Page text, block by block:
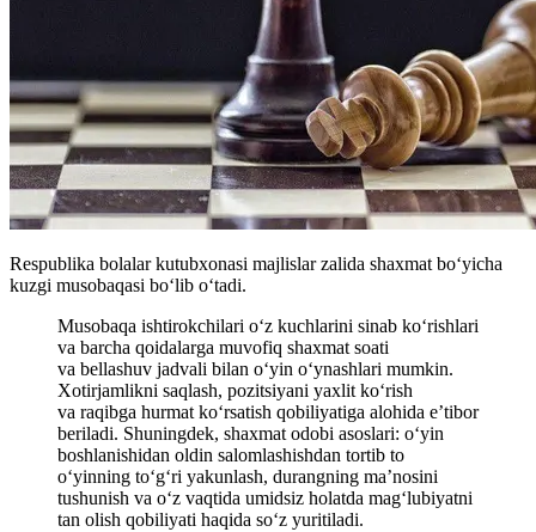
Respublika bolalar kutubxonasi majlislar zalida shaxmat bo‘yicha
kuzgi musobaqasi bo‘lib o‘tadi.
Musobaqa ishtirokchilari oʻz kuchlarini sinab koʻrishlari
va barcha qoidalarga muvofiq shaxmat soati
va bellashuv jadvali bilan oʻyin oʻynashlari mumkin.
Xotirjamlikni saqlash, pozitsiyani yaxlit koʻrish
va raqibga hurmat koʻrsatish qobiliyatiga alohida e’tibor
beriladi. Shuningdek, shaxmat odobi asoslari: o‘yin
boshlanishidan oldin salomlashishdan tortib to
o‘yinning to‘g‘ri yakunlash, durangning ma’nosini
tushunish va o‘z vaqtida umidsiz holatda mag‘lubiyatni
tan olish qobiliyati haqida so‘z yuritiladi.